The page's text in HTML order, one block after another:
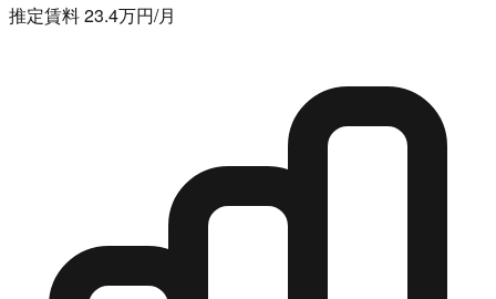
推定賃料 23.4万円/月